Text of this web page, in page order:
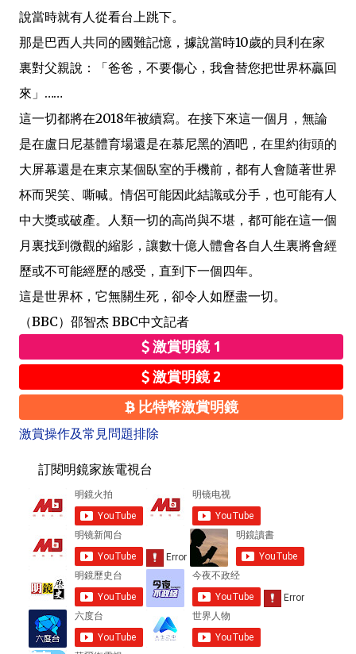
說當時就有人從看台上跳下。
那是巴西人共同的國難記憶，據說當時10歲的貝利在家
裏對父親說：「爸爸，不要傷心，我會替您把世界杯贏回
來」……
這一切都將在2018年被續寫。在接下來這一個月，無論
是在盧日尼基體育場還是在慕尼黑的酒吧，在里約街頭的
大屏幕還是在東京某個臥室的手機前，都有人會隨著世界
杯而哭笑、嘶喊。情侶可能因此結識或分手，也可能有人
中大獎或破產。人類一切的高尚與不堪，都可能在這一個
月裏找到微觀的縮影，讓數十億人體會各自人生裏將會經
歷或不可能經歷的感受，直到下一個四年。
這是世界杯，它無關生死，卻令人如歷盡一切。
（BBC）邵智杰 BBC中文記者
激賞明鏡 1
激賞明鏡 2
比特幣激賞明鏡
激賞操作及常見問題排除
訂閱明鏡家族電視台